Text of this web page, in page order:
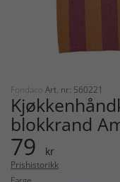
Fondaco Art. nr: 560221
blokkrand
79 kr
Prishistorikk